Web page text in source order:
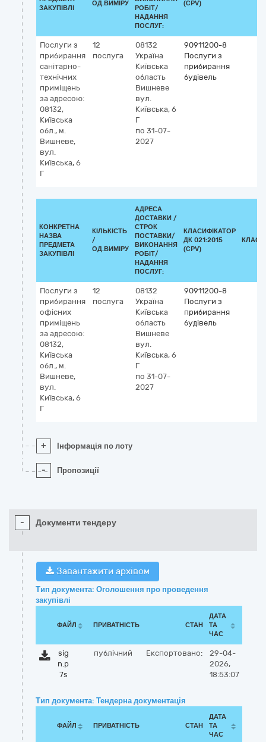
ЗАКУПІВЛІ
ОД.ВИМІРУ
РОБІТ/
НАДАННЯ
ПОСЛУГ:
(CPV)
Послуги з
прибирання
санітарно-
технічних
приміщень
за адресою:
08132,
Київська
обл., м.
Вишневе,
вул.
Київська, 6
Г
12
послуга
08132
Україна
Київська
область
Вишневе
вул.
Київська, 6
Г
по 31-07-
2027
90911200-8
Послуги з
прибирання
будівель
КОНКРЕТНА
НАЗВА
ПРЕДМЕТА
ЗАКУПІВЛІ
КІЛЬКІСТЬ
/
ОД.ВИМІРУ
АДРЕСА
ДОСТАВКИ /
СТРОК
ПОСТАВКИ/
ВИКОНАННЯ
РОБІТ/
НАДАННЯ
ПОСЛУГ:
КЛАСИФІКАТОР
ДК 021:2015
(CPV)
Послуги з
прибирання
офісних
приміщень
за адресою:
08132,
Київська
обл., м.
Вишневе,
вул.
Київська, 6
Г
12
послуга
08132
Україна
Київська
область
Вишневе
вул.
Київська, 6
Г
по 31-07-
2027
90911200-8
Послуги з
прибирання
будівель
+ Інформація по лоту
- Пропозиції
- Документи тендеру
Завантажити архівом
Тип документа: Оголошення про проведення
закупівлі
ФАЙЛ ПРИВАТНІСТЬ СТАН
ДАТА
ТА
ЧАС
sig
n.p
7s
публічний Експортовано:
29-04-
2026,
18:53:07
Тип документа: Тендерна документація
ФАЙЛ ПРИВАТНІСТЬ СТАН
ДАТА
ТА
ЧАС